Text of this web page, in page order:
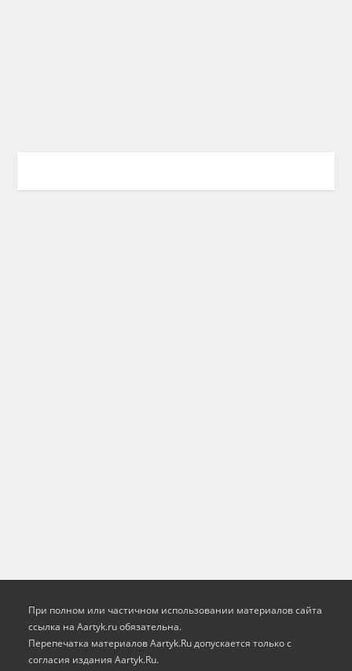
При полном или частичном использовании материалов сайта
ссылка на Aartyk.ru oбязательна.
Перепечатка материалов Aartyk.Ru допускается только с
согласия издания Aartyk.Ru.